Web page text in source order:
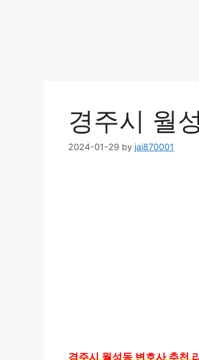
경주시 월
2024-01-29 by jai870001
경주시 월성동 변호사 추천